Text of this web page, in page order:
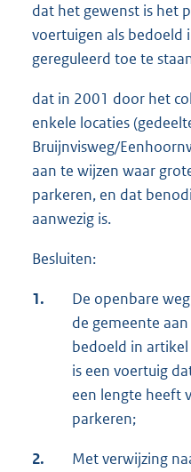
dat het gewenst is het
voertuigen als bedoeld
gereguleerd toe te
dat in 2001 door het
enkele locaties
Bruijnvisweg/
aan te wijzen waar
parkeren, en dat
aanwezig is.
Besluiten:
1. De openbare
de gemeente
bedoeld in
is een voertuig
een lengte heeft
parkeren;
2.
Met verwijzing